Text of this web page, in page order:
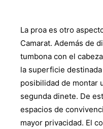
La proa es otro
Camarat. Además de
tumbona con el
la superficie
posibilidad de montar
segunda dinete. De
espacios de
mayor privacidad. El